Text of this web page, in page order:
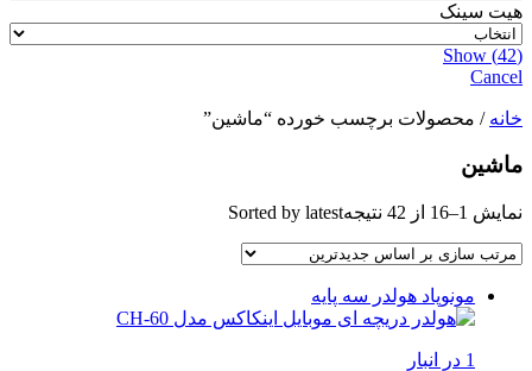
هیت سینک
Show (42)
Cancel
خانه / محصولات برچسب خورده “ماشین”
ماشین
نمایش 1–16 از 42 نتیجه Sorted by latest
مونوپاد هولدر سه پایه
1 در انبار